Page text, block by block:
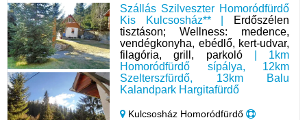
Szállás Szilveszter Homoródfürdő
Kis Kulcsosház** |
Erdőszélen
tisztáson; Wellness: medence,
vendégkonyha, ebédlő, kert-udvar,
filagória, grill, parkoló| 1km
Homoródfürdő sípálya, 12km
Szelterszfürdő, 13km Balu
Kalandpark Hargitafürdő
Kulcsosház Homoródfürdő